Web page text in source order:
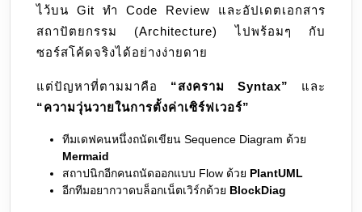
Diagram
as
Code
ไว้
ใน
เดียว
ไว้บน Git ทำ Code Review และอัปเดตเอกสาร
สถาปัตยกรรม (Architecture) ไปพร้อมๆ กับ
ซอร์สโค้ดจริงได้อย่างง่ายดาย
แต่ปัญหาที่ตามมาคือ “สงคราม Syntax”
และ
“ความวุ่นวายในการตั้งค่าเซิร์ฟเวอร์”
ทีมเดฟคนหนึ่งถนัดเขียน Sequence Diagram ด้วย
Mermaid
สถาปนิกอีกคนถนัดออกแบบ Flow ด้วย PlantUML
อีกทีมอยากวาดบล็อกเน็ตเวิร์กด้วย BlockDiag